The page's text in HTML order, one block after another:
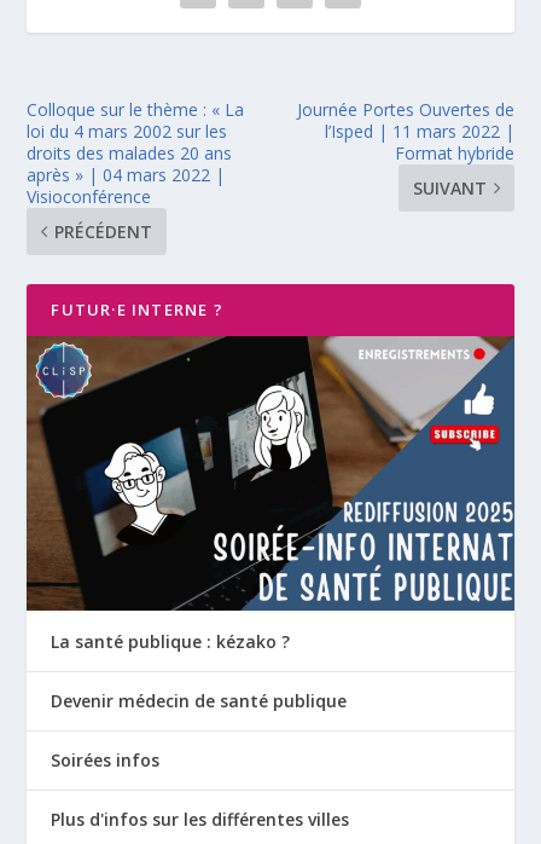
Colloque sur le thème : « La
loi du 4 mars 2002 sur les
droits des malades 20 ans
après » | 04 mars 2022 |
Visioconférence
PRÉCÉDENT
Journée Portes Ouvertes de
l’Isped | 11 mars 2022 |
Format hybride
SUIVANT
FUTUR·E INTERNE ?
La santé publique : kézako ?
Devenir médecin de santé publique
Soirées infos
Plus d'infos sur les différentes villes